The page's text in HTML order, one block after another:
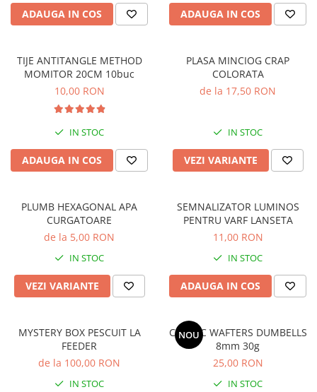
Pop-Up
Pelete pescuit
Nadă pescuit
Nadă crap
Nadă feeder
Nada caras
Nada somn
Nadă novac
Momeala caras
Momeala somn
Momeala fitofag
Momeala novac
Momeli artificiale
Momeala feeder
Momeli artificiale
Pufuleti
ADAUGA IN COS ADAUGA IN COS
TIJE ANTITANGLE METHOD
MOMITOR 20CM 10buc
10,00 RON
IN STOC
ADAUGA IN COS
PLASA MINCIOG CRAP
COLORATA
de la 17,50 RON
IN STOC
VEZI VARIANTE
PLUMB HEXAGONAL APA
CURGATOARE
de la 5,00 RON
IN STOC
VEZI VARIANTE
SEMNALIZATOR LUMINOS
PENTRU VARF LANSETA
11,00 RON
IN STOC
ADAUGA IN COS
MYSTERY BOX PESCUIT LA
FEEDER
de la 100,00 RON
IN STOC
NOU
COCIOC WAFTERS DUMBELLS
8mm 30g
25,00 RON
IN STOC